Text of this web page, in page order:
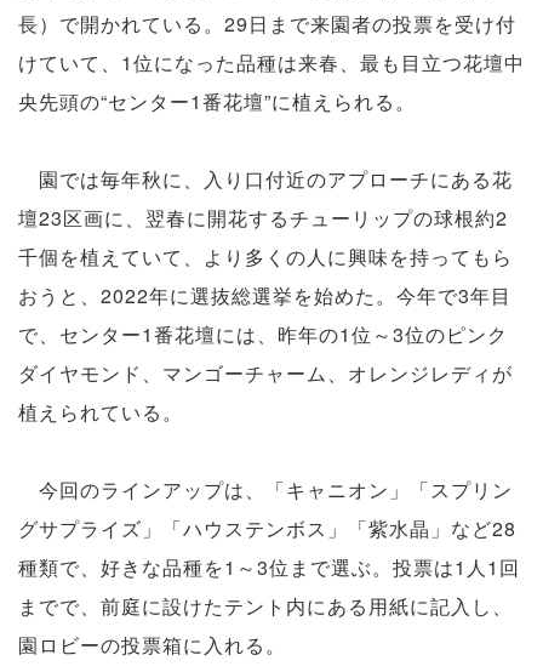
長）で開かれている。29日まで来園者の投票を受け付
けていて、1位になった品種は来春、最も目立つ花壇中
央先頭の“センター1番花壇”に植えられる。
園では毎年秋に、入り口付近のアプローチにある花
壇23区画に、翌春に開花するチューリップの球根約2
千個を植えていて、より多くの人に興味を持ってもら
おうと、2022年に選抜総選挙を始めた。今年で3年目
で、センター1番花壇には、昨年の1位～3位のピンク
ダイヤモンド、マンゴーチャーム、オレンジレディが
植えられている。
今回のラインアップは、「キャニオン」「スプリン
グサプライズ」「ハウステンボス」「紫水晶」など28
種類で、好きな品種を1～3位まで選ぶ。投票は1人1回
までで、前庭に設けたテント内にある用紙に記入し、
園ロビーの投票箱に入れる。